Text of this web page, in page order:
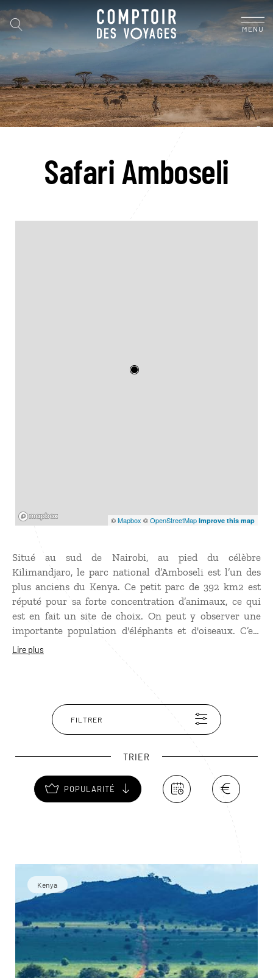
MENU
Safari Amboseli
©Mapbox ©OpenStreetMap Improve this map
Situé au sud de Nairobi, au pied du célèbre
Kilimandjaro, le parc national d’Amboseli est l’un des
plus anciens du Kenya. Ce petit parc de 392 km2 est
réputé pour sa forte concentration d’animaux, ce qui
est en fait un site de choix. On peut y observer une
importante population d'éléphants et d'oiseaux. C’est
aussi le refuge de nombreux mammifères : éléphants,
d'étendues sableuses qui changent d'aspect suivant les
saisons. Quand il fait très sec, il n'est pas rare de les
confondre avec d’immenses plans d'eau...
Lire plus
FILTRER
TRIER
POPULARITÉ
Kenya